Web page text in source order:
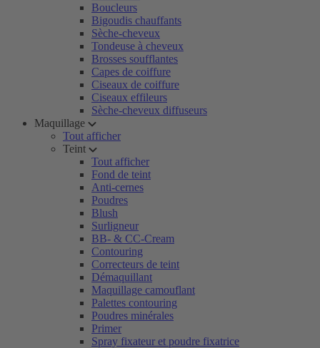
Boucleurs
Bigoudis chauffants
Sèche-cheveux
Tondeuse à cheveux
Brosses soufflantes
Capes de coiffure
Ciseaux de coiffure
Ciseaux effileurs
Sèche-cheveux diffuseurs
Maquillage
Tout afficher
Teint
Tout afficher
Fond de teint
Anti-cernes
Poudres
Blush
Surligneur
BB- & CC-Cream
Contouring
Correcteurs de teint
Démaquillant
Maquillage camouflant
Palettes contouring
Poudres minérales
Primer
Spray fixateur et poudre fixatrice